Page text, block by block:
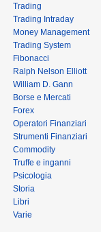
Trading
Trading Intraday
Money Management
Trading System
Fibonacci
Ralph Nelson Elliott
William D. Gann
Borse e Mercati
Forex
Operatori Finanziari
Strumenti Finanziari
Commodity
Truffe e inganni
Psicologia
Storia
Libri
Varie